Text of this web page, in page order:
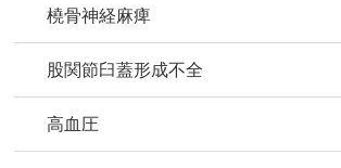
橈骨神経麻痺
股関節臼蓋形成不全
高血圧